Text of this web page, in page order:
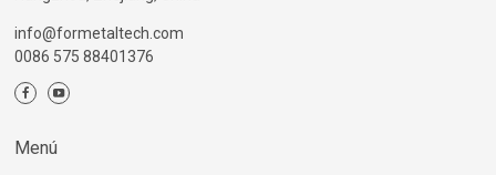
info@formetaltech.com
0086 575 88401376
Menú